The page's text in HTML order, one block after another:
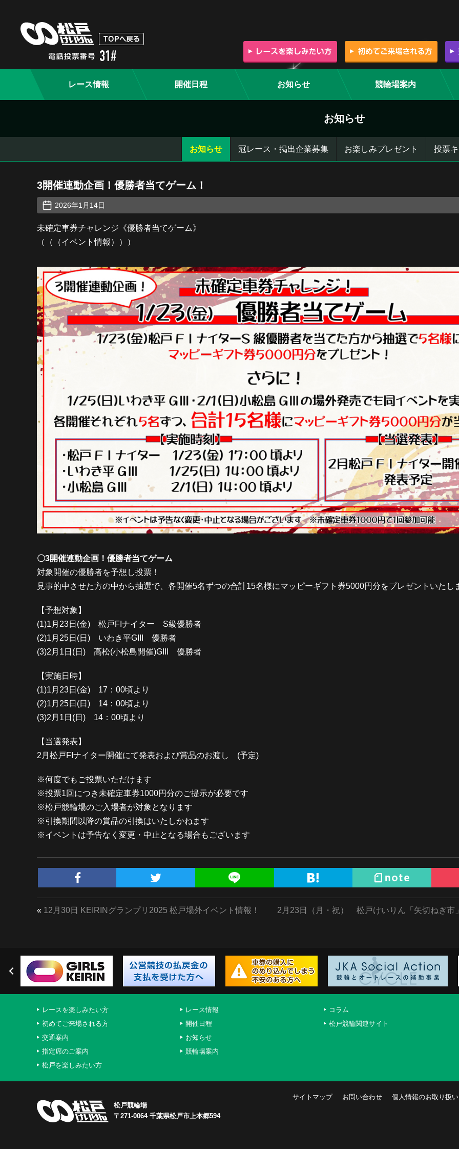
レース情報 開催日程 お知らせ 競輪場案内
お知らせ
お知らせ 冠レース・掲出企業募集 お楽しみプレゼント 投票
3開催連動企画！優勝者当てゲーム！
2026年1月14日
未確定車券チャレンジ《優勝者当てゲーム》
（（（イベント情報）））
〇3開催連動企画！優勝者当てゲーム
対象開催の優勝者を予想し投票！
見事的中させた方の中から抽選で、各開催5名ずつの合計15名様にマッピーギフト券5000円分をプレゼントいたし
【予想対象】
(1)1月23日(金) 松戸FIナイター S級優勝者
(2)1月25日(日) いわき平GIII 優勝者
(3)2月1日(日) 高松(小松島開催)GIII 優勝者
【実施日時】
(1)1月23日(金) 17：00頃より
(2)1月25日(日) 14：00頃より
(3)2月1日(日) 14：00頃より
【当選発表】
2月松戸FIナイター開催にて発表および賞品のお渡し (予定)
※何度でもご投票いただけます
※投票1回につき未確定車券1000円分のご提示が必要です
※松戸競輪場のご入場者が対象となります
※引換期間以降の賞品の引換はいたしかねます
※イベントは予告なく変更・中止となる場合もございます
« 12月30日 KEIRINグランプリ2025 松戸場外イベント情報！ 2月23日（月・祝） 松戸けいりん「矢切ねぎ市
レースを楽しみたい方
初めてご来場される方
交通案内
指定席のご案内
松戸を楽しみたい方
レース情報
開催日程
お知らせ
競輪場案内
コラム
松戸競輪関連サイト
サイトマップ お問い合わせ
個人情報のお取り扱
松戸競輪場
〒271-0064 千葉県松戸市上本郷594